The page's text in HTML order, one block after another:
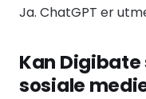
Ja. ChatGPT er
Kan
sosiale